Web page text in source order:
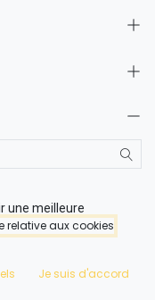
une meilleure
relative aux cookies
Je suis d'accord